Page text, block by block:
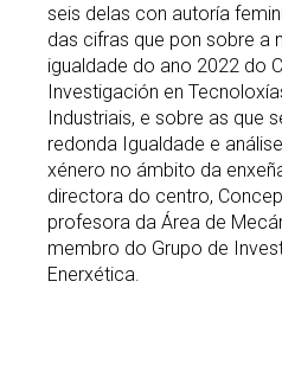
seis delas con autoría
das cifras que pon sobre a
igualdade do ano 2022 do
Investigación en
Industriais, e sobre as que
redonda Igualdade e
xénero no ámbito da
directora do centro,
profesora da Área de
membro do Grupo de
Enerxética.